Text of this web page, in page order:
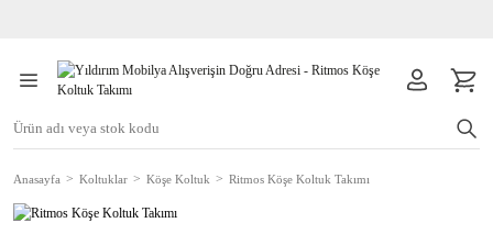
Anasayfa Koltuklar Köşe Koltuk Ritmos Köşe Koltuk Takımı